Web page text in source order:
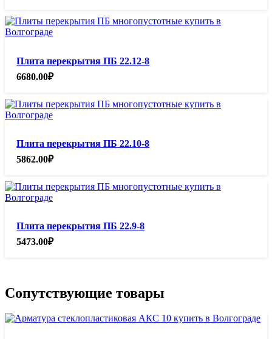
Плита перекрытия ПБ 22.12-8
6680.00₽
Плита перекрытия ПБ 22.10-8
5862.00₽
Плита перекрытия ПБ 22.9-8
5473.00₽
Сопутствующие товары